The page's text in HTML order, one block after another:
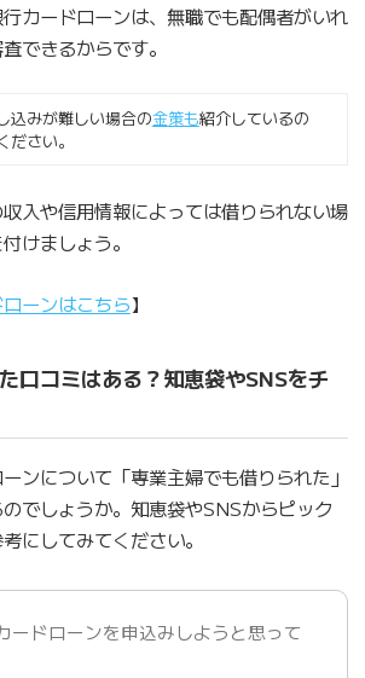
カードローンは、無職でも配偶者がいれ
できるからです。
込みが難しい場合の金策も紹介しているの
さい。
入や信用情報によっては借りられない場
けましょう。
ーンはこちら】
口コミはある？知恵袋やSNSをチ
ンについて「専業主婦でも借りられた」
でしょうか。知恵袋やSNSからピック
にしてみてください。
ードローンを申込みしようと思って